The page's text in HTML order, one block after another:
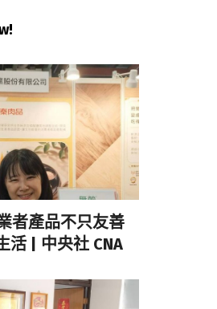
者產品不只友善
活 | 中央社 CNA